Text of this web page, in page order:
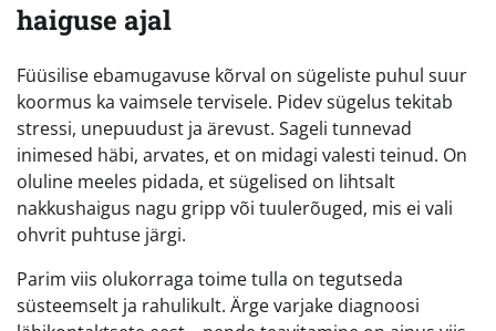
haiguse ajal
Füüsilise ebamugavuse kõrval on sügeliste puhul suur
koormus ka vaimsele tervisele. Pidev sügelus tekitab
stressi, unepuudust ja ärevust. Sageli tunnevad
inimesed häbi, arvates, et on midagi valesti teinud. On
oluline meeles pidada, et sügelised on lihtsalt
nakkushaigus nagu gripp või tuulerõuged, mis ei vali
ohvrit puhtuse järgi.
Parim viis olukorraga toime tulla on tegutseda
süsteemselt ja rahulikult. Ärge varjake diagnoosi